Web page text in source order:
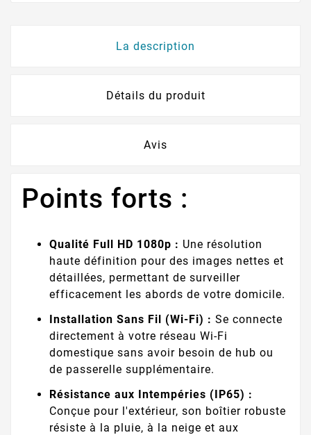
La description
Détails du produit
Avis
Points forts :
Qualité Full HD 1080p : Une résolution
haute définition pour des images nettes et
détaillées, permettant de surveiller
efficacement les abords de votre domicile.
Installation Sans Fil (Wi-Fi) : Se connecte
directement à votre réseau Wi-Fi
domestique sans avoir besoin de hub ou
de passerelle supplémentaire.
Résistance aux Intempéries (IP65) :
Conçue pour l'extérieur, son boîtier robuste
résiste à la pluie, à la neige et aux